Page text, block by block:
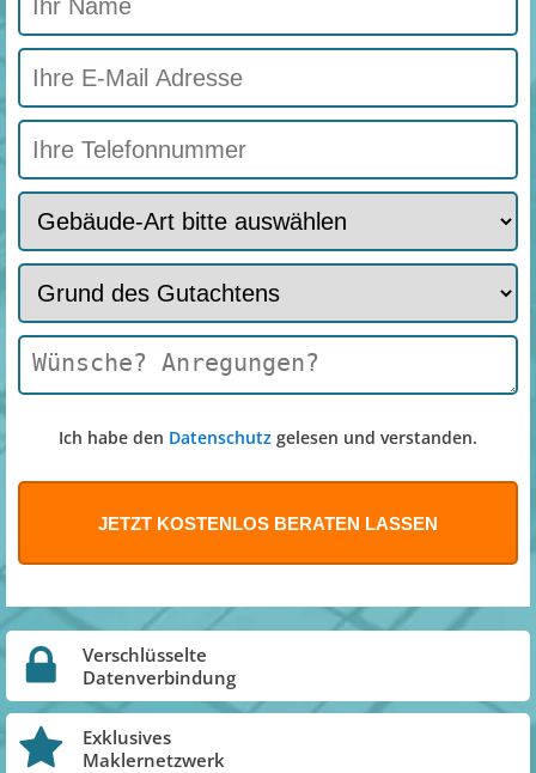
Ich habe den Datenschutz gelesen und verstanden.
Verschlüsselte
Datenverbindung
Exklusives
Maklernetzwerk